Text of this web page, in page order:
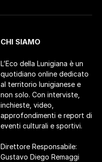
CHI SIAMO
L’Eco della Lunigiana è un
quotidiano online dedicato
al territorio lunigianese e
non solo. Con interviste,
inchieste, video,
approfondimenti e report di
eventi culturali e sportivi.
Direttore Responsabile:
Gustavo Diego Remaggi